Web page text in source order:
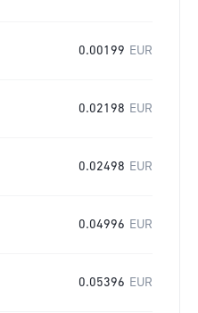
0.00199 EUR
0.02198 EUR
0.02498 EUR
0.04996 EUR
0.05396 EUR